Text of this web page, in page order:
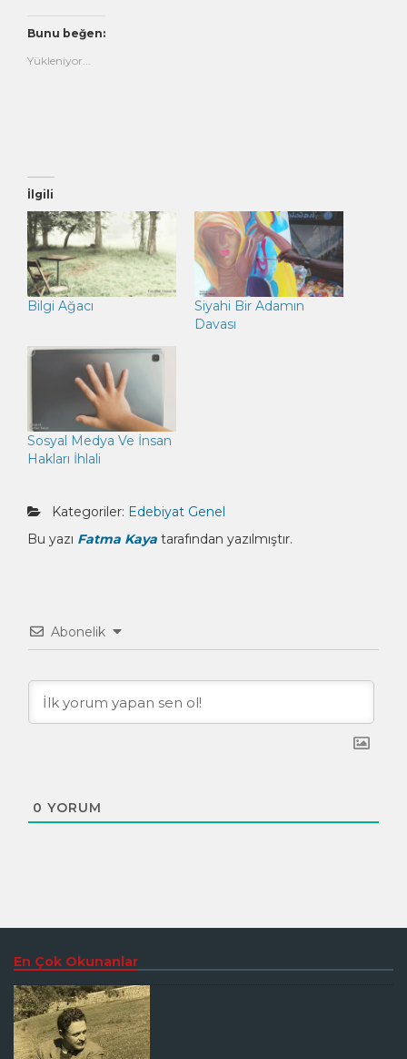
pencerede
açılır)
(Yeni
Bunu beğen:
Yükleniyor...
İlgili
Bilgi Ağacı
Siyahi Bir Adamın
Davası
Sosyal Medya Ve İnsan
Hakları İhlali
Kategoriler: Edebiyat Genel
Bu yazı Fatma Kaya tarafından yazılmıştır.
Abonelik
0 YORUM
En Çok Okunanlar